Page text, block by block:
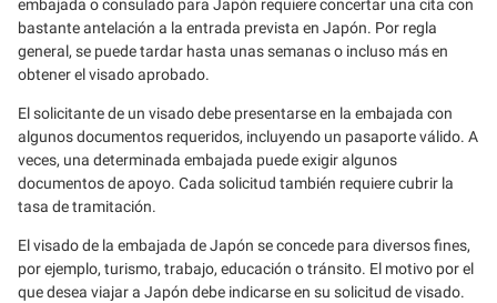
embajada o consulado para Japón requiere concertar una cita con
bastante antelación a la entrada prevista en Japón. Por regla
general, se puede tardar hasta unas semanas o incluso más en
obtener el visado aprobado.
El solicitante de un visado debe presentarse en la embajada con
algunos documentos requeridos, incluyendo un pasaporte válido. A
veces, una determinada embajada puede exigir algunos
documentos de apoyo. Cada solicitud también requiere cubrir la
tasa de tramitación.
El visado de la embajada de Japón se concede para diversos fines,
por ejemplo, turismo, trabajo, educación o tránsito. El motivo por el
que desea viajar a Japón debe indicarse en su solicitud de visado.